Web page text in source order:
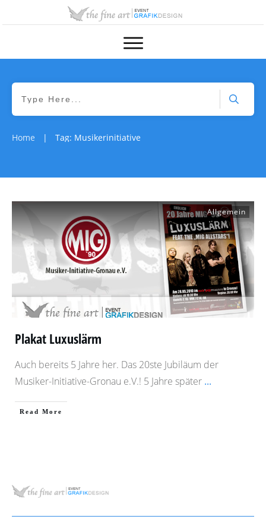
Home | Tag: Musikerinitiative
Allgemein
Plakat Luxuslärm
Auch bereits 5 Jahre her. Das 20ste Jubiläum der
Musiker-Initiative-Gronau e.V.! 5 Jahre später ...
​Read More